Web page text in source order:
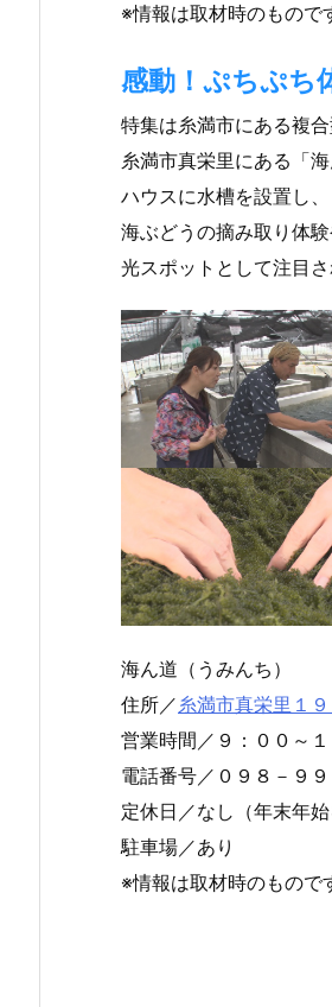
※情報は取材時のもので
感動！ぷちぷち
特集は糸満市にある複
糸満市真栄里にある「
ハウスに水槽を設置し
海ぶどうの摘み取り体
光スポットとして注目さ
海ん道（うみんち）
住所／ 糸満市真栄里１９
営業時間／９：００～
電話番号／０９８－９
定休日／なし（年末年始
駐車場／あり
※情報は取材時のもので
７月
２
日
（
曜
送内